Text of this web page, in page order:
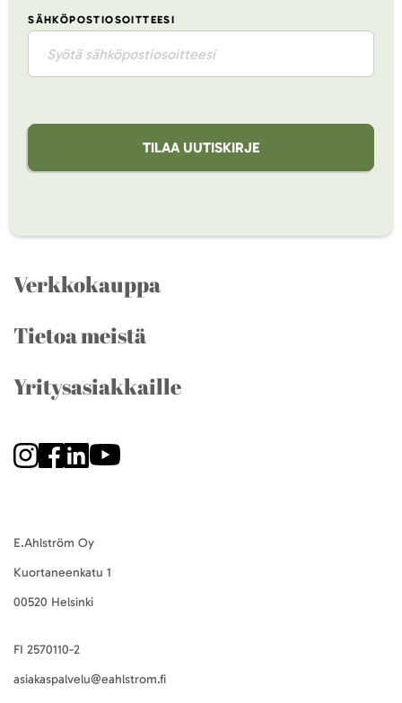
SÄHKÖPOSTIOSOITTEESI
TILAA UUTISKIRJE
Verkkokauppa
Tietoa meistä
Yritysasiakkaille
E.Ahlström Oy
Kuortaneenkatu 1
00520 Helsinki
FI 2570110-2
asiakaspalvelu@eahlstrom.fi